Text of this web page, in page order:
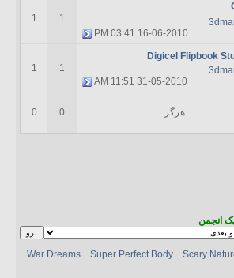
16-06-2010
03:41 PM
1
1
Digicel Flipbook
31-05-2010
11:51 AM
1
1
هرگز 0
0
انجمن
War Dreams Super Perfect Body Scary